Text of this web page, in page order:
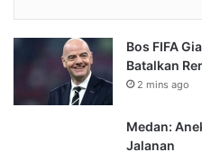
Bos FIFA
Batalkan
2 mins ago
Medan:
Jalanan